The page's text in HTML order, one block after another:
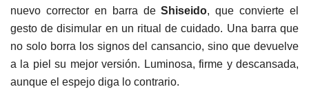
nuevo corrector en barra deShiseido, que convierte el
gesto de disimular en un ritual de cuidado. Una barra que
no solo borra los signos del cansancio, sino que devuelve
a la piel su mejor versión. Luminosa, firme y descansada,
aunque el espejo diga lo contrario.